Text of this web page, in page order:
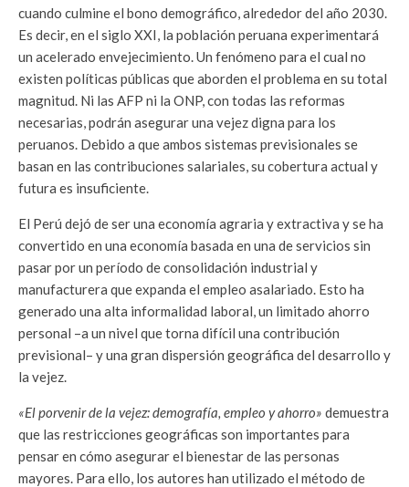
cuando culmine el bono demográfico, alrededor del año 2030.
Es decir, en el siglo XXI, la población peruana experimentará
un acelerado envejecimiento. Un fenómeno para el cual no
existen políticas públicas que aborden el problema en su total
magnitud. Ni las AFP ni la ONP, con todas las reformas
necesarias, podrán asegurar una vejez digna para los
peruanos. Debido a que ambos sistemas previsionales se
basan en las contribuciones salariales, su cobertura actual y
futura es insuficiente.
El Perú dejó de ser una economía agraria y extractiva y se ha
convertido en una economía basada en una de servicios sin
pasar por un período de consolidación industrial y
manufacturera que expanda el empleo asalariado. Esto ha
generado una alta informalidad laboral, un limitado ahorro
personal –a un nivel que torna difícil una contribución
previsional– y una gran dispersión geográfica del desarrollo y
la vejez.
«El porvenir de la vejez: demografía, empleo y ahorro» demuestra
que las restricciones geográficas son importantes para
pensar en cómo asegurar el bienestar de las personas
mayores. Para ello, los autores han utilizado el método de